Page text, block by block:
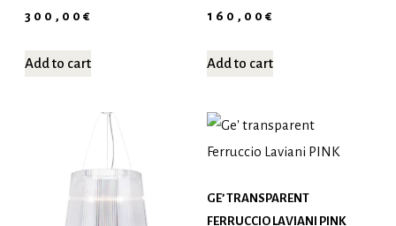
300,00€
Add to cart
160,00€
Add to cart
GE’ TRANSPARENT
FERRUCCIO LAVIANI PINK